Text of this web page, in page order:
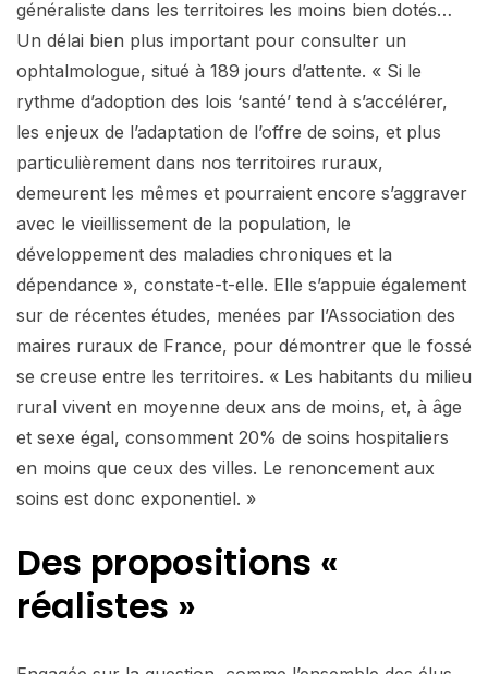
généraliste dans les territoires les moins bien dotés…
Un délai bien plus important pour consulter un
ophtalmologue, situé à 189 jours d’attente. « Si le
rythme d’adoption des lois ‘santé’ tend à s’accélérer,
les enjeux de l’adaptation de l’offre de soins, et plus
particulièrement dans nos territoires ruraux,
demeurent les mêmes et pourraient encore s’aggraver
avec le vieillissement de la population, le
développement des maladies chroniques et la
dépendance », constate-t-elle. Elle s’appuie également
sur de récentes études, menées par l’Association des
maires ruraux de France, pour démontrer que le fossé
se creuse entre les territoires. « Les habitants du milieu
rural vivent en moyenne deux ans de moins, et, à âge
et sexe égal, consomment 20% de soins hospitaliers
en moins que ceux des villes. Le renoncement aux
soins est donc exponentiel. »
Des propositions «
réalistes »